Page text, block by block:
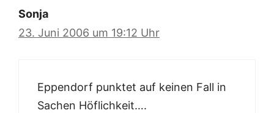
Sonja
23. Juni 2006 um 19:12 Uhr
Eppendorf punktet auf keinen Fall in
Sachen Höflichkeit….